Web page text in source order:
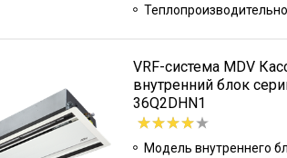
VRF-система MDV
внутренний блок
36Q2DHN1
Модель внутреннего